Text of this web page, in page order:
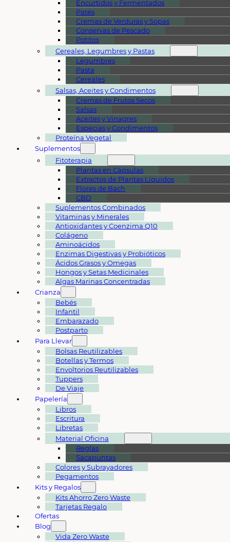
Encurtidos y Fermentados
Patés
Cremas de Verduras y Sopas
Conservas de Pescado
Potitos
Cereales, Legumbres y Pastas
Legumbres
Pasta
Cereales
Salsas, Aceites y Condimentos
Cremas de Frutos Secos
Salsas
Aceites y Vinagres
Especias y Condimentos
Proteína Vegetal
Suplementos
Fitoterapia
Plantas en Cápsulas
Extractos de Plantas Líquidos
Flores de Bach
CBD
Suplementos Combinados
Vitaminas y Minerales
Antioxidantes y Coenzima Q10
Colágeno
Aminoácidos
Enzimas Digestivas y Probióticos
Ácidos Grasos y Omegas
Hongos y Setas Medicinales
Algas Marinas Concentradas
Crianza
Bebés
Infantil
Embarazado
Postparto
Para Llevar
Bolsas Reutilizables
Botellas y Termos
Envoltorios Reutilizables
Tuppers
De Viaje
Papelería
Libros
Escritura
Libretas
Material Oficina
Reglas
Sacapuntas
Colores y Subrayadores
Pegamentos
Kits y Regalos
Kits Ahorro Zero Waste
Tarjetas Regalo
Ofertas
Blog
Vida Zero Waste